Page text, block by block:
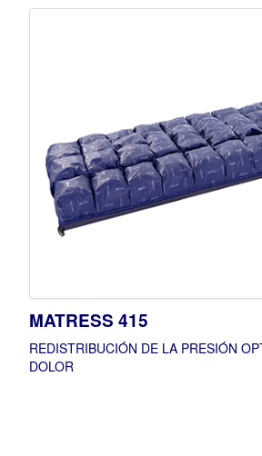
MATRESS 415
REDISTRIBUCIÓN DE LA PRESIÓN
DOLOR